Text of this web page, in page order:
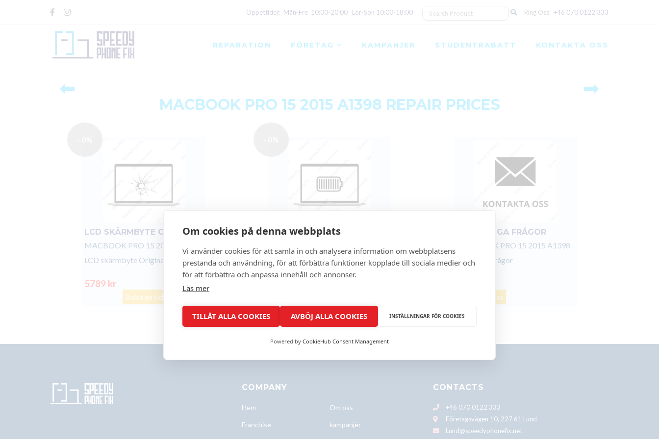
Öppettider: Mån‑Fre 10:00‑20:00 Lör‑Sön 10:00‑18:00 Ring Oss: +46 070 0122 333
REPARATION FÖRETAG KAMPANJER STUDENTRABATT KONTAKTA OSS
⬅ ➡
MACBOOK PRO 15 2015 A1398 REPAIR PRICES
LCD SKÄRMBYTE ORIGINAL
MACBOOK PRO 15 2015 A1398
LCD skärmbyte Original
5789 kr
Boka en tid
BATTERI BYTE ORGINAL
Batteri Byte Orginal
FÖR ÖVRIGA FRÅGOR
MACBOOK PRO 15 2015 A1398
för övriga frågor
Kontakta oss
COMPANY
Hem Om oss
Franchise kampanjer
CONTACTS
+46 070 0122 333
Företagsvägen 10, 227 61 Lund
Lund@speedyphonefix.net
Om cookies på denna webbplats
Vi använder cookies för att samla in och analysera information om webbplatsens
prestanda och användning, för att förbättra funktioner kopplade till sociala medier och
för att förbättra och anpassa innehåll och annonser.
Läs mer
TILLÅT ALLA COOKIES AVBÖJ ALLA COOKIES INSTÄLLNINGAR FÖR COOKIES
Powered by CookieHub Consent Management